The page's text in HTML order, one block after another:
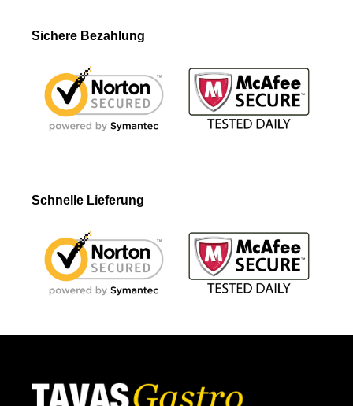
Sichere Bezahlung
Schnelle Lieferung